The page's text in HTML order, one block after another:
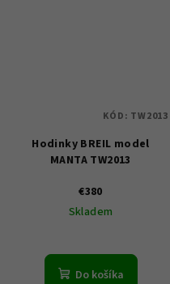
Hodinky BREIL model
MANTA TW2013
€380
Skladem
Do košíka
KÓD: TW2013